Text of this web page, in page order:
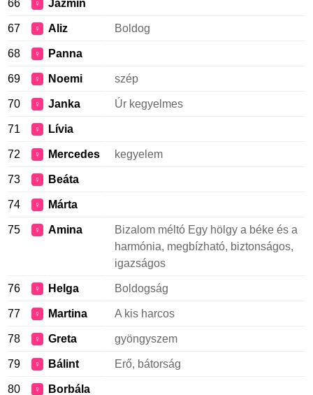
66 ♀ Jázmin
67 ♀ Aliz Boldog
68 ♀ Panna
69 ♀ Noemi szép
70 ♀ Janka Úr kegyelmes
71 ♀ Lívia
72 ♀ Mercedes kegyelem
73 ♀ Beáta
74 ♀ Márta
75 ♀ Amina
Bizalom méltó Egy hölgy a béke és a
harmónia, megbízható, biztonságos,
igazságos
76 ♀ Helga Boldogság
77 ♀ Martina A kis harcos
78 ♀ Greta gyöngyszem
79 ♀ Bálint Erő, bátorság
80 ♀ Borbála